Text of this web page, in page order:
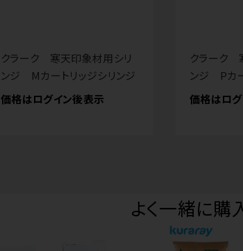
クラーク 寒天印象材用シリ
ンジ Mカートリッジシリンジ
価格はログイン後表示
クラーク
ンジ Pカ
価格はロ
よく一緒に購